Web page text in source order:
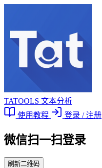
TATOOLS 文本分析
使用教程
登录 / 注册
微信扫一扫登录
刷新二维码